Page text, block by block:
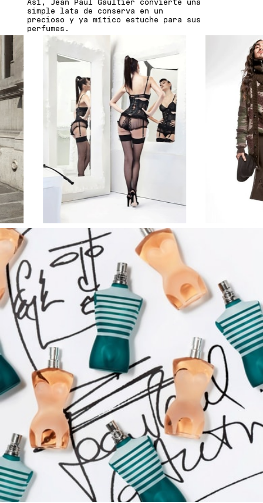
Así, Jean Paul Gaultier convierte una
simple lata de conserva en un
precioso y ya mítico estuche para sus
perfumes.